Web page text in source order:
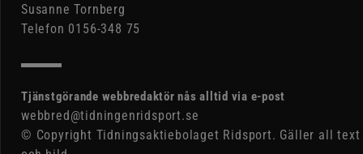
Susanne Tornberg
Telefon 0156-348 75
Tjänstgörande webbredaktör nås alltid via e-post
webbred@tidningenridsport.se
© Copyright Tidningsaktiebolaget Ridsport. Gäller all text